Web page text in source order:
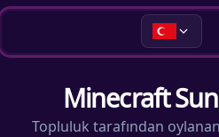
Minecraft
Topluluk tarafından